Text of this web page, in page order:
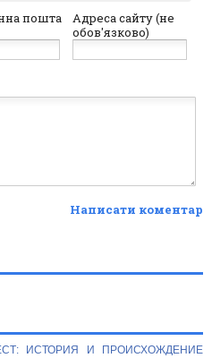
пошта
Адреса сайту (не
обов'язково)
Написати коментар
ИСТОРИЯ И ПРОИСХОЖДЕНИЕ